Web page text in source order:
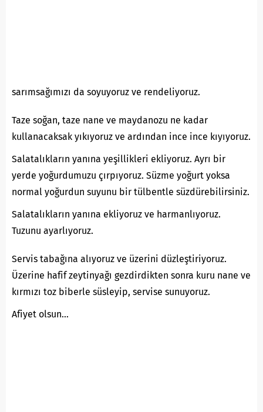
sarımsağımızı da soyuyoruz ve rendeliyoruz.
Taze soğan, taze nane ve maydanozu ne kadar
kullanacaksak yıkıyoruz ve ardından ince ince kıyıyoruz.
Salatalıkların yanına yeşillikleri ekliyoruz. Ayrı bir
yerde yoğurdumuzu çırpıyoruz. Süzme yoğurt yoksa
normal yoğurdun suyunu bir tülbentle süzdürebilirsiniz.
Salatalıkların yanına ekliyoruz ve harmanlıyoruz.
Tuzunu ayarlıyoruz.
Servis tabağına alıyoruz ve üzerini düzleştiriyoruz.
Üzerine hafif zeytinyağı gezdirdikten sonra kuru nane ve
kırmızı toz biberle süsleyip, servise sunuyoruz.
Afiyet olsun…